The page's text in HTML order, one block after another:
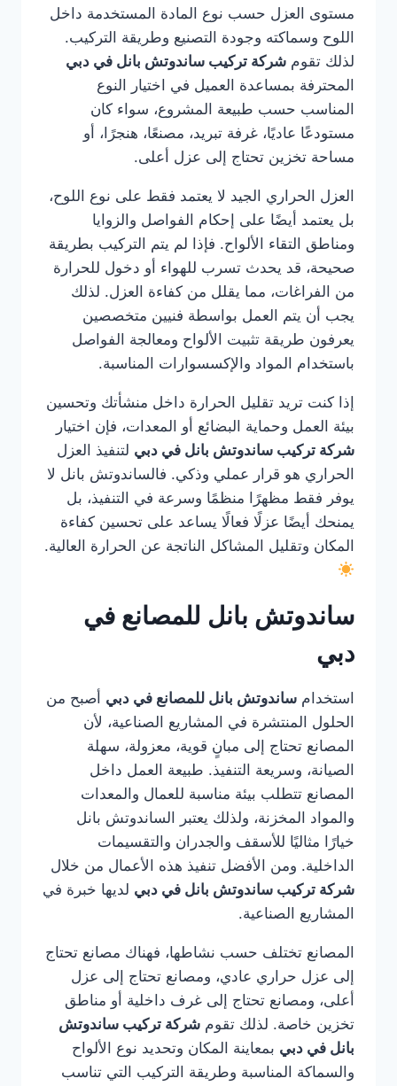
مستوى العزل حسب نوع المادة المستخدمة داخل
اللوح وسماكته وجودة التصنيع وطريقة التركيب.
لذلك تقوم شركة تركيب ساندوتش بانل في دبي
المحترفة بمساعدة العميل في اختيار النوع
المناسب حسب طبيعة المشروع، سواء كان
مستودعًا عاديًا، غرفة تبريد، مصنعًا، هنجرًا، أو
مساحة تخزين تحتاج إلى عزل أعلى.
العزل الحراري الجيد لا يعتمد فقط على نوع اللوح،
بل يعتمد أيضًا على إحكام الفواصل والزوايا
ومناطق التقاء الألواح. فإذا لم يتم التركيب بطريقة
صحيحة، قد يحدث تسرب للهواء أو دخول للحرارة
من الفراغات، مما يقلل من كفاءة العزل. لذلك
يجب أن يتم العمل بواسطة فنيين متخصصين
يعرفون طريقة تثبيت الألواح ومعالجة الفواصل
باستخدام المواد والإكسسوارات المناسبة.
إذا كنت تريد تقليل الحرارة داخل منشأتك وتحسين
بيئة العمل وحماية البضائع أو المعدات، فإن اختيار
شركة تركيب ساندوتش بانل في دبي لتنفيذ العزل
الحراري هو قرار عملي وذكي. فالساندوتش بانل لا
يوفر فقط مظهرًا منظمًا وسرعة في التنفيذ، بل
يمنحك أيضًا عزلًا فعالًا يساعد على تحسين كفاءة
المكان وتقليل المشاكل الناتجة عن الحرارة العالية.
ساندوتش بانل للمصانع في
دبي
استخدام ساندوتش بانل للمصانع في دبي أصبح من
الحلول المنتشرة في المشاريع الصناعية، لأن
المصانع تحتاج إلى مبانٍ قوية، معزولة، سهلة
الصيانة، وسريعة التنفيذ. طبيعة العمل داخل
المصانع تتطلب بيئة مناسبة للعمال والمعدات
والمواد المخزنة، ولذلك يعتبر الساندوتش بانل
خيارًا مثاليًا للأسقف والجدران والتقسيمات
الداخلية. ومن الأفضل تنفيذ هذه الأعمال من خلال
شركة تركيب ساندوتش بانل في دبي لديها خبرة في
المشاريع الصناعية.
المصانع تختلف حسب نشاطها، فهناك مصانع تحتاج
إلى عزل حراري عادي، ومصانع تحتاج إلى عزل
أعلى، ومصانع تحتاج إلى غرف داخلية أو مناطق
تخزين خاصة. لذلك تقوم شركة تركيب ساندوتش
بانل في دبي بمعاينة المكان وتحديد نوع الألواح
والسماكة المناسبة وطريقة التركيب التي تناسب